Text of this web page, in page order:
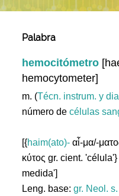
Palabra
hemocitómetro
hemocytometer]
m. (Técn. instrum. y
número decélulas
[{haim(ato)- αἷ-μα/-
κύτος gr. cient.
medida']
Leng. base:gr. Neol.